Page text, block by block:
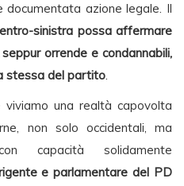
documentata azione legale. Il
sinistra possa affermare
orrende e condannabili,
stessa del partito.
una realtà capovolta
non solo occidentali, ma
capacità solidamente
e parlamentare del PD